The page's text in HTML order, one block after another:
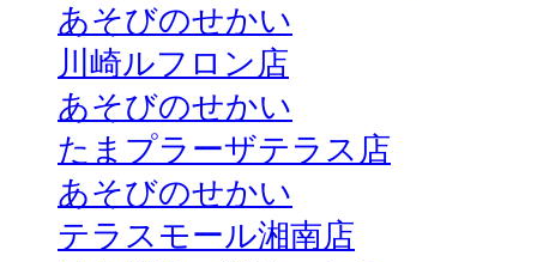
あそびのせかい
川崎ルフロン店
あそびのせかい
たまプラーザテラス店
あそびのせかい
テラスモール湘南店